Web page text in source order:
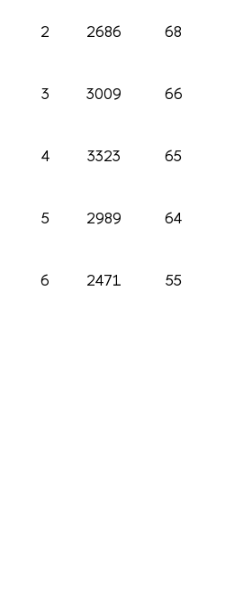
2 2686 68
3 3009 66
4 3323 65
5 2989 64
6 2471 55